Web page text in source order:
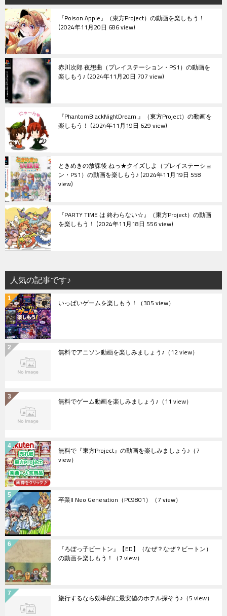
ョ
ン
『Poison Apple』（東方Project）の動画を楽しもう！
2024年11月20日 686 view
赤川次郎 夜想曲（プレイステーション・PS1）の動画を
楽しもう♪ 2024年11月20日 707 view
『PhantomBlackNightDream.』（東方Project）の動画を
楽しもう！ 2024年11月19日 629 view
ときめきの放課後 ねっ★クイズしよ（プレイステーショ
ン・PS1）の動画を楽しもう♪ 2024年11月19日 558
view
『PARTY TIME は 終わらない☆』（東方Project）の動画
を楽しもう！ 2024年11月18日 556 view
人気の記事です♪
いっぱいゲームを楽しもう！ （305 view）
無料でアニソン動画を楽しみましょう♪ （12 view）
無料でゲーム動画を楽しみましょう♪ （11 view）
無料で『東方Project』の動画を楽しみましょう♪ （7
view）
卒業II Neo Generation（PC9801） （7 view）
『ろぼっ子ビートン』【ED】（なぜ？なぜ？ビートン）
の動画を楽しもう！ （7 view）
旅行するなら効率的に最安値のホテル探そう♪ （5 view）